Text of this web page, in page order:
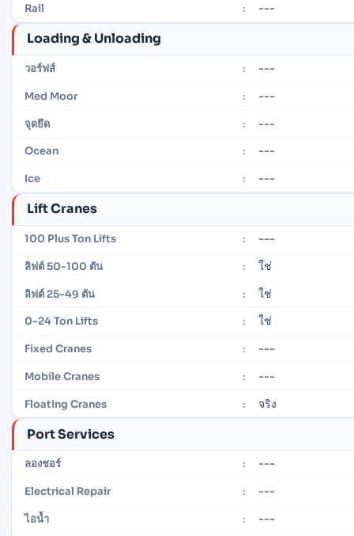
Rail : ---
Loading & Unloading
วอร์ฟส์ : ---
Med Moor : ---
จุดยึด : ---
Ocean : ---
Ice : ---
Lift Cranes
100 Plus Ton Lifts : ---
ลิฟต์ 50-100 ตัน : ใช่
ลิฟต์ 25-49 ตัน : ใช่
0-24 Ton Lifts : ใช่
Fixed Cranes : ---
Mobile Cranes : ---
Floating Cranes : จริง
Port Services
ลองชอร์ : ---
Electrical Repair : ---
ไอน้ำ : ---